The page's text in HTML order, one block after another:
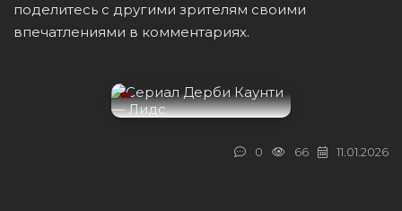
поделитесь с другими зрителям своими
впечатлениями в комментариях.
11.01.2026
66
0